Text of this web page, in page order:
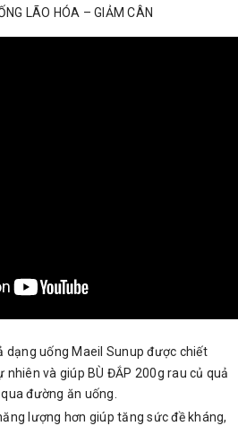
LÃO HÓA – GIẢM CÂN
dạng uống Maeil Sunup được chiết
và giúp BÙ ĐẮP 200g rau củ quả
đường ăn uống.
lượng hơn giúp tăng sức đề kháng,